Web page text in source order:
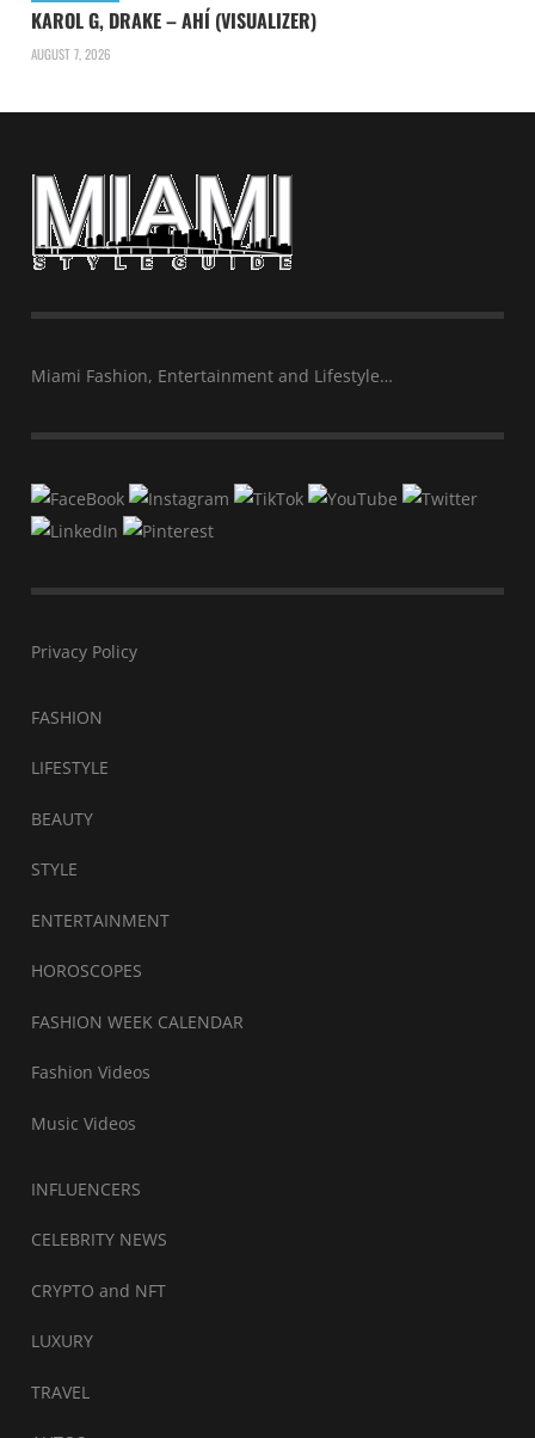
KAROL G, DRAKE – AHÍ (VISUALIZER)
AUGUST 7, 2026
Miami Fashion, Entertainment and Lifestyle…
Privacy Policy
FASHION
LIFESTYLE
BEAUTY
STYLE
ENTERTAINMENT
HOROSCOPES
FASHION WEEK CALENDAR
Fashion Videos
Music Videos
INFLUENCERS
CELEBRITY NEWS
CRYPTO and NFT
LUXURY
TRAVEL